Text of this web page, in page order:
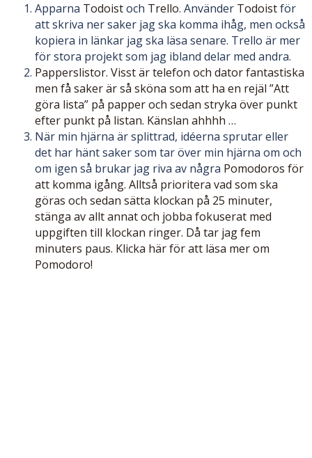
Apparna Todoistoch Trello. Använder Todoistför
att skriva ner saker jag ska komma ihåg, men också
kopiera in länkar jag ska läsa senare. Trello är mer
för stora projekt som jag ibland delar med andra.
Papperslistor. Visst är telefon och dator fantastiska
men få saker är så sköna som att ha en rejäl ”Att
göra lista” på papper och sedan stryka över punkt
efter punkt på listan. Känslan ahhhh …
När min hjärna är splittrad, idéerna sprutar eller
det har hänt saker som tar över min hjärna om och
om igen så brukar jag riva av några Pomodoros för
att komma igång. Alltså prioritera vad som ska
göras och sedan sätta klockan på 25 minuter,
stänga av allt annat och jobba fokuserat med
uppgiften till klockan ringer. Då tar jag fem
minuters paus. Klicka här för att läsa mer om
Pomodoro!